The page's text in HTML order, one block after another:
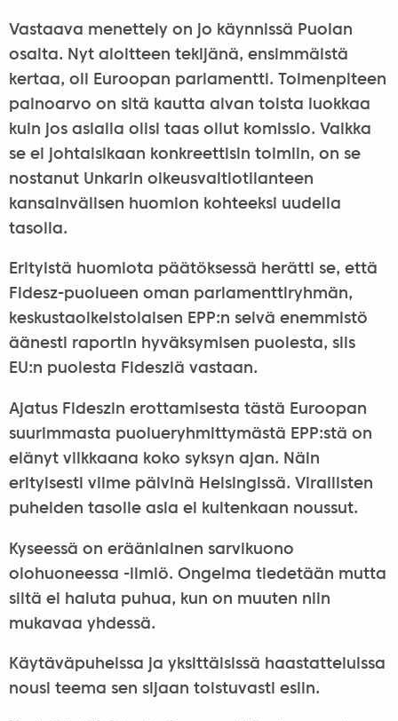
Vastaava menettely on jo käynnissä Puolan
osalta. Nyt aloitteen tekijänä, ensimmäistä
kertaa, oli Euroopan parlamentti. Toimenpiteen
painoarvo on sitä kautta aivan toista luokkaa
kuin jos asialla olisi taas ollut komissio. Vaikka
se ei johtaisikaan konkreettisin toimiin, on se
nostanut Unkarin oikeusvaltiotilanteen
kansainvälisen huomion kohteeksi uudella
tasolla.
Erityistä huomiota päätöksessä herätti se, että
Fidesz-puolueen oman parlamenttiryhmän,
keskustaoikeistolaisen EPP:n selvä enemmistö
äänesti raportin hyväksymisen puolesta, siis
EU:n puolesta Fidesziä vastaan.
Ajatus Fideszin erottamisesta tästä Euroopan
suurimmasta puolueryhmittymästä EPP:stä on
elänyt vilkkaana koko syksyn ajan. Näin
erityisesti viime päivinä Helsingissä. Virallisten
puheiden tasolle asia ei kuitenkaan noussut.
Kyseessä on eräänlainen sarvikuono
olohuoneessa -ilmiö. Ongelma tiedetään mutta
siitä ei haluta puhua, kun on muuten niin
mukavaa yhdessä.
Käytäväpuheissa ja yksittäisissä haastatteluissa
nousi teema sen sijaan toistuvasti esiin.